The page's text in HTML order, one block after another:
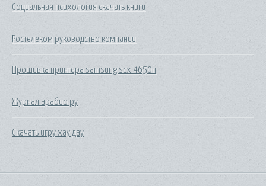
Социальная психология скачать книги
Ростелеком руководство компании
Прошивка принтера samsung scx 4650n
Журнал арабио ру
Скачать игру хау дау